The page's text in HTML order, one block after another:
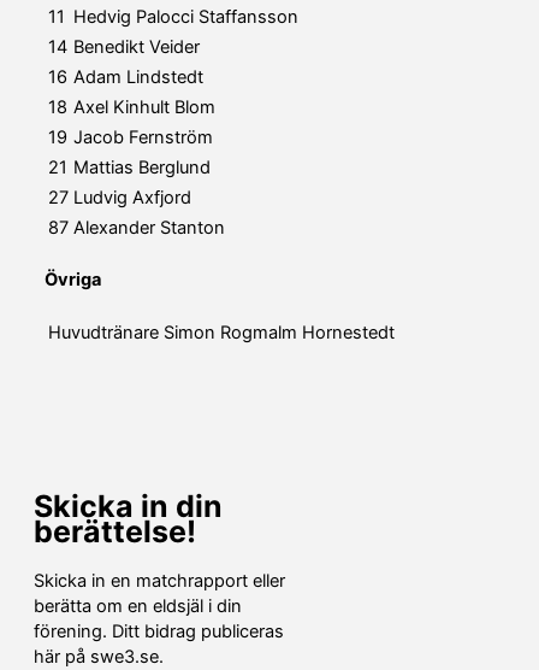
11 Hedvig Palocci Staffansson
14 Benedikt Veider
16 Adam Lindstedt
18 Axel Kinhult Blom
19 Jacob Fernström
21 Mattias Berglund
27 Ludvig Axfjord
87 Alexander Stanton
Övriga
Huvudtränare Simon Rogmalm Hornestedt
Skicka in din
berättelse!
Skicka in en matchrapport eller
berätta om en eldsjäl i din
förening. Ditt bidrag publiceras
här på swe3.se.